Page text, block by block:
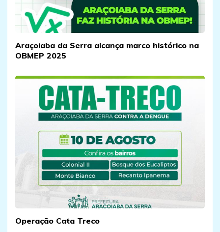
Araçoiaba da Serra alcança marco histórico na
OBMEP 2025
Operação Cata Treco